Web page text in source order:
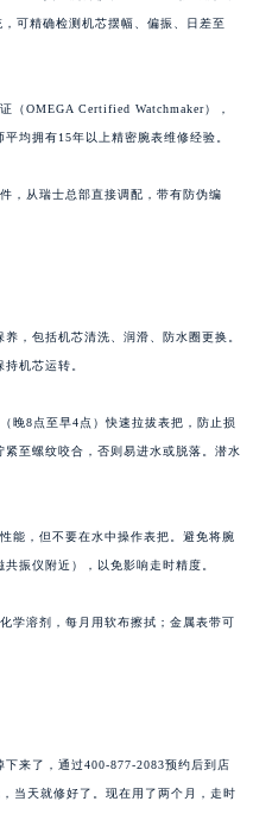
可精确检测机芯摆幅、偏振、日差至
（OMEGA Certified Watchmaker），
均拥有15年以上精密腕表维修经验。
，从瑞士总部直接调配，带有防伪编
，包括机芯清洗、润滑、防水圈更换。
机芯运转。
晚8点至早4点）快速拉拔表把，防止损
至螺纹咬合，否则易进水或脱落。潜水
能，但不要在水中操作表把。避免将腕
振仪附近），以免影响走时精度。
学溶剂，每月用软布擦拭；金属表带可
来了，通过400-877-2083预约后到店
当天就修好了。现在用了两个月，走时